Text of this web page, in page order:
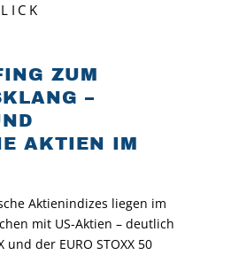
ZUM
–
AKTIEN IM
Aktienindizes liegen im
mit US-Aktien – deutlich
der EURO STOXX 50